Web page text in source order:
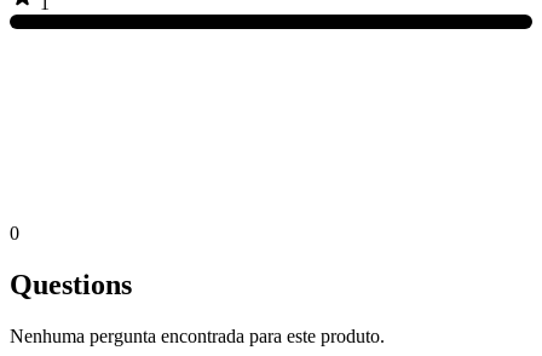
0
Questions
Nenhuma pergunta encontrada para este produto.